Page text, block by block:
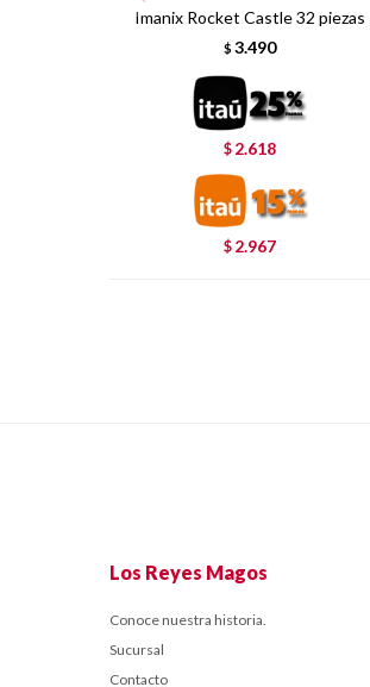
Imanix Rocket Castle 32 piezas
$ 3.490
$ 2.618
$ 2.967
Los Reyes Magos
Conoce nuestra historia.
Sucursal
Contacto